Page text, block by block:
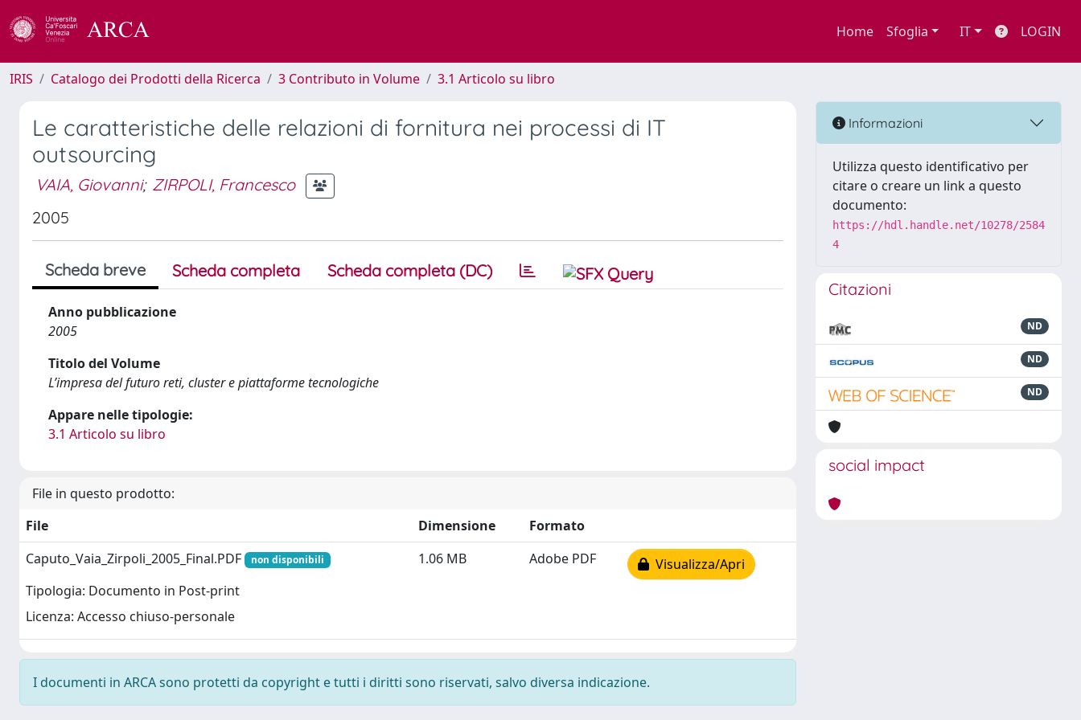
Home Sfoglia IT LOGIN
IRIS Catalogo dei Prodotti della Ricerca 3 Contributo in Volume 3.1 Articolo su libro
Le caratteristiche delle relazioni di fornitura nei processi di IT
outsourcing
VAIA, Giovanni; ZIRPOLI, Francesco
2005
Scheda breve Scheda completa Scheda completa (DC)
Anno pubblicazione
2005
Titolo del Volume
L’impresa del futuro reti, cluster e piattaforme tecnologiche
Appare nelle tipologie:
3.1 Articolo su libro
File in questo prodotto:
File
Dimensione
Formato
Caputo_Vaia_Zirpoli_2005_Final.PDF
non disponibili
Tipologia: Documento in Post-print
Licenza: Accesso chiuso-personale
1.06 MB Adobe PDF Visualizza/Apri
I documenti in ARCA sono protetti da copyright e tutti i diritti sono riservati, salvo diversa indicazione.
Informazioni
Utilizza questo identificativo per
citare o creare un link a questo
documento:
https://hdl.handle.net/10278/2584
4
Citazioni
ND
ND
ND
social impact